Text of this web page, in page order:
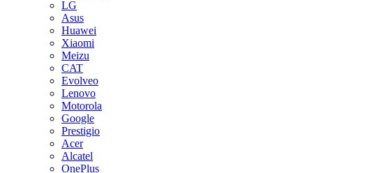
LG
Asus
Huawei
Xiaomi
Meizu
CAT
Evolveo
Lenovo
Motorola
Google
Prestigio
Acer
Alcatel
OnePlus